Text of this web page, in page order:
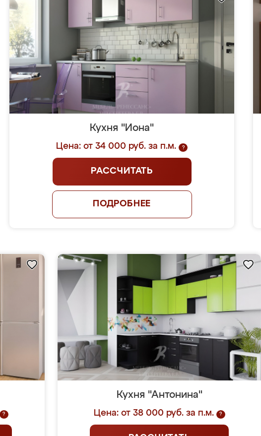
Кухня "Иона"
Цена: от 34 000 руб. за п.м. ?
РАССЧИТАТЬ
ПОДРОБНЕЕ
?
Кухня "Антонина"
Цена: от 38 000 руб. за п.м. ?